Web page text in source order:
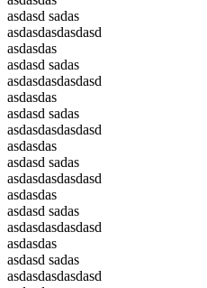
asdasd sadas
asdasdasdasdasd
asdasdas
asdasd sadas
asdasdasdasdasd
asdasdas
asdasd sadas
asdasdasdasdasd
asdasdas
asdasd sadas
asdasdasdasdasd
asdasdas
asdasd sadas
asdasdasdasdasd
asdasdas
asdasd sadas
asdasdasdasdasd